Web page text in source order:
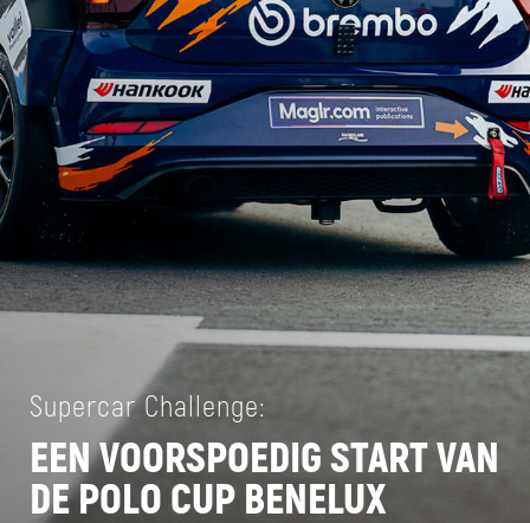
Supercar Challenge:
EEN VOORSPOEDIG START VAN
DE POLO CUP BENELUX